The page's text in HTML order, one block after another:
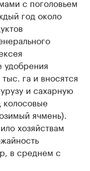
год около
удобрения
га и вносятся
и сахарную
колосовые
ячмень).
хозяйствам
в среднем с